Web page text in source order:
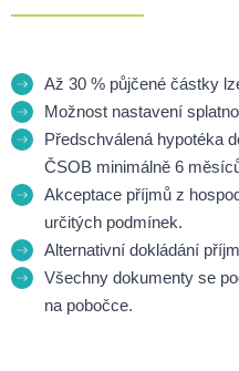
Až 30 % půjčené částky
Možnost nastavení
Předschválená hypotéka
ČSOB minimálně 6
Akceptace příjmů z
určitých podmínek.
Alternativní dokládání
Všechny dokumenty se
na pobočce.